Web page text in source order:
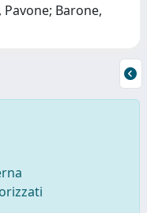
Pavone; Barone,